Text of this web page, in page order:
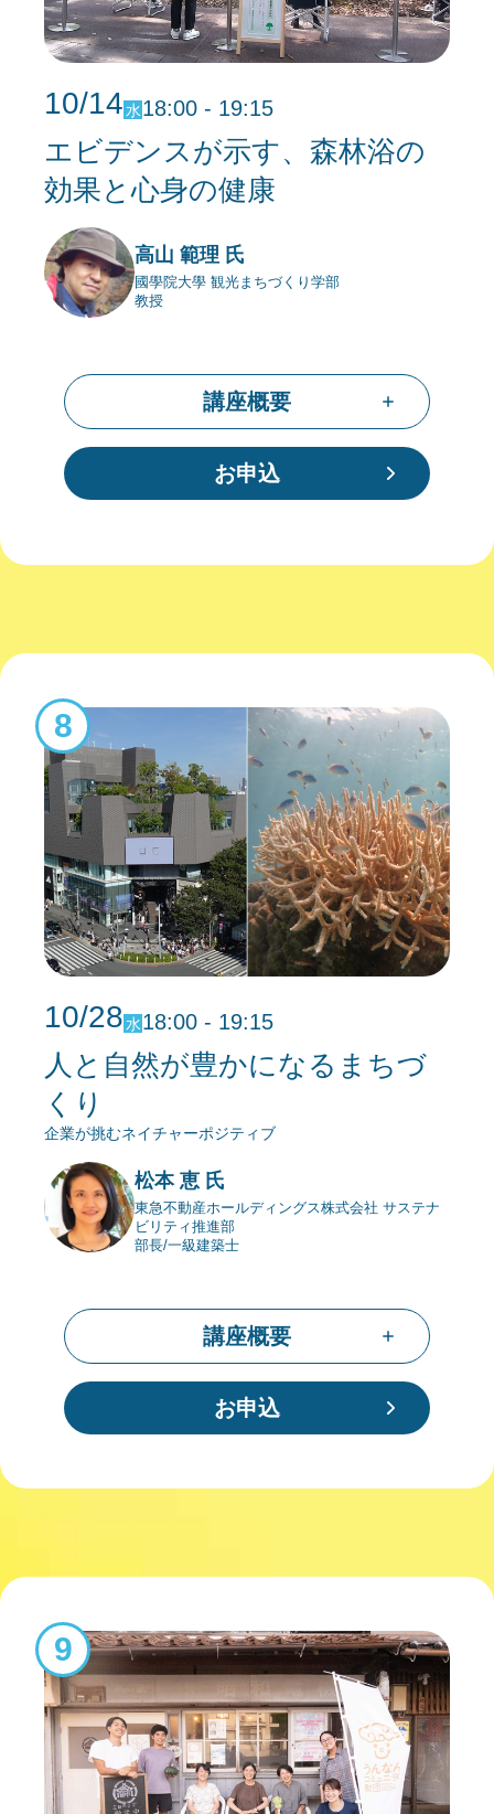
10/14水18:00 - 19:15
エビデンスが示す、森林浴の
効果と心身の健康
高山 範理 氏
國學院大學 観光まちづくり学部
教授
講座概要
お申込
8
10/28水18:00 - 19:15
人と自然が豊かになるまちづ
くり
企業が挑むネイチャーポジティブ
松本 恵 氏
東急不動産ホールディングス株式会社 サステナ
ビリティ推進部
部長/一級建築士
講座概要
お申込
9